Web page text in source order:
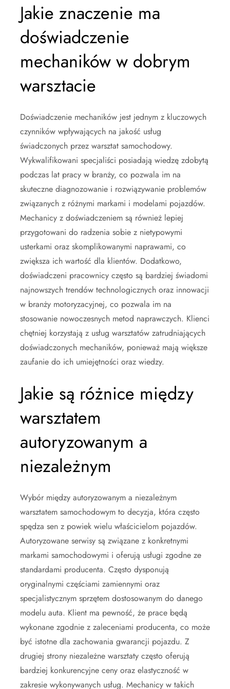
Jakie znaczenie ma
doświadczenie
mechaników w dobrym
warsztacie
Doświadczenie mechaników jest jednym z kluczowych
czynników wpływających na jakość usług
świadczonych przez warsztat samochodowy.
Wykwalifikowani specjaliści posiadają wiedzę zdobytą
podczas lat pracy w branży, co pozwala im na
skuteczne diagnozowanie i rozwiązywanie problemów
związanych z różnymi markami i modelami pojazdów.
Mechanicy z doświadczeniem są również lepiej
przygotowani do radzenia sobie z nietypowymi
usterkami oraz skomplikowanymi naprawami, co
zwiększa ich wartość dla klientów. Dodatkowo,
doświadczeni pracownicy często są bardziej świadomi
najnowszych trendów technologicznych oraz innowacji
w branży motoryzacyjnej, co pozwala im na
stosowanie nowoczesnych metod naprawczych. Klienci
chętniej korzystają z usług warsztatów zatrudniających
doświadczonych mechaników, ponieważ mają większe
zaufanie do ich umiejętności oraz wiedzy.
Jakie są różnice między
warsztatem
autoryzowanym a
niezależnym
Wybór między autoryzowanym a niezależnym
warsztatem samochodowym to decyzja, która często
spędza sen z powiek wielu właścicielom pojazdów.
Autoryzowane serwisy są związane z konkretnymi
markami samochodowymi i oferują usługi zgodne ze
standardami producenta. Często dysponują
oryginalnymi częściami zamiennymi oraz
specjalistycznym sprzętem dostosowanym do danego
modelu auta. Klient ma pewność, że prace będą
wykonane zgodnie z zaleceniami producenta, co może
być istotne dla zachowania gwarancji pojazdu. Z
drugiej strony niezależne warsztaty często oferują
bardziej konkurencyjne ceny oraz elastyczność w
zakresie wykonywanych usług. Mechanicy w takich